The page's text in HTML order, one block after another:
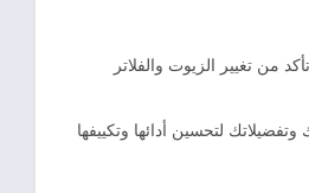
من تغيير الزيوت والفلاتر
لتحسين أدائها وتكييفها